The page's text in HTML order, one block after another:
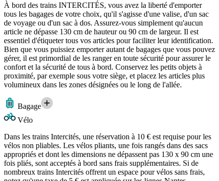
À bord des trains INTERCITÉS, vous avez la liberté d'emporter
tous les bagages de votre choix, qu'il s'agisse d'une valise, d'un sac
de voyage ou d'un sac à dos. Assurez-vous simplement qu'aucun
article ne dépasse 130 cm de hauteur ou 90 cm de largeur. Il est
essentiel d'étiqueter tous vos articles pour faciliter leur identification.
Bien que vous puissiez emporter autant de bagages que vous pouvez
gérer, il est primordial de les ranger en toute sécurité pour assurer le
confort et la sécurité de tous à bord. Conservez les petits objets à
proximité, par exemple sous votre siège, et placez les articles plus
volumineux dans les zones désignées ou le long de l'allée.
Bagage
Vélo
Dans les trains Intercités, une réservation à 10 € est requise pour les
vélos non pliables. Les vélos pliants, une fois rangés dans des sacs
appropriés et dont les dimensions ne dépassent pas 130 x 90 cm une
fois pliés, sont acceptés à bord sans frais supplémentaires. Si de
nombreux trains Intercités offrent un espace pour vélos sans frais,